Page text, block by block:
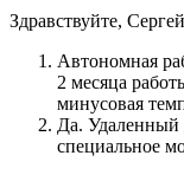
Здравствуйте,
Автономная
2 месяца
минусовая
Да. Удаленный
специальное